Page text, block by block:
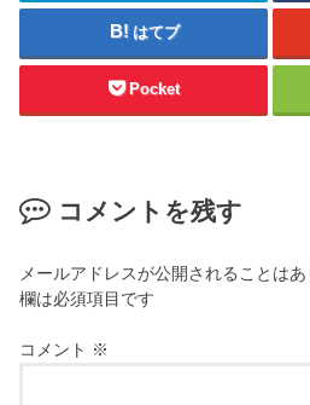
はてブ
Pocket
コメントを残す
メールアドレスが公開されることはあ
欄は必須項目です
コメント ※